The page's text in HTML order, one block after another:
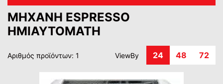
ΜΗΧΑΝΗ ESPRESSO
ΗΜΙΑΥΤΟΜΑΤΗ
Αριθμός προϊόντων: 1 ViewBy 24 48 72